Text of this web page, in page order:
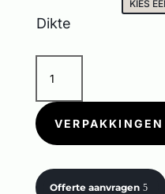
Dikte
BEIGE
aantal
Offerte aanvragen